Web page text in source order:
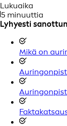
Lukuaika
5 minuuttia
Lyhyesti
Mikä on